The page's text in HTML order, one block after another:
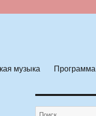
музыка Программа
Искать: